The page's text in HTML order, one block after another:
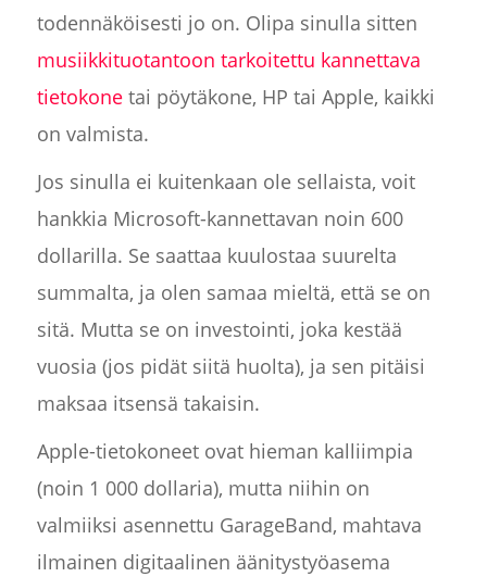
todennäköisesti jo on. Olipa sinulla sitten
musiikkituotantoon tarkoitettu kannettava
tietokonetai pöytäkone, HP tai Apple, kaikki
on valmista.
Jos sinulla ei kuitenkaan ole sellaista, voit
hankkia Microsoft-kannettavan noin 600
dollarilla. Se saattaa kuulostaa suurelta
summalta, ja olen samaa mieltä, että se on
sitä. Mutta se on investointi, joka kestää
vuosia (jos pidät siitä huolta), ja sen pitäisi
maksaa itsensä takaisin.
Apple-tietokoneet ovat hieman kalliimpia
(noin 1 000 dollaria), mutta niihin on
valmiiksi asennettu GarageBand, mahtava
ilmainen digitaalinen äänitystyöasema